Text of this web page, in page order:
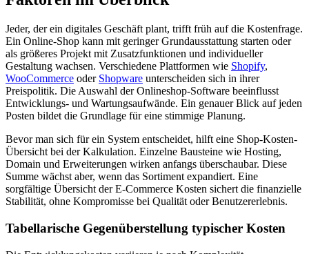
Jeder, der ein digitales Geschäft plant, trifft früh auf die Kostenfrage.
Ein Online-Shop kann mit geringer Grundausstattung starten oder
als größeres Projekt mit Zusatzfunktionen und individueller
Gestaltung wachsen. Verschiedene Plattformen wie Shopify,
WooCommerce oder Shopware unterscheiden sich in ihrer
Preispolitik. Die Auswahl der Onlineshop-Software beeinflusst
Entwicklungs- und Wartungsaufwände. Ein genauer Blick auf jeden
Posten bildet die Grundlage für eine stimmige Planung.
Bevor man sich für ein System entscheidet, hilft eine Shop-Kosten-
Übersicht bei der Kalkulation. Einzelne Bausteine wie Hosting,
Domain und Erweiterungen wirken anfangs überschaubar. Diese
Summe wächst aber, wenn das Sortiment expandiert. Eine
sorgfältige Übersicht der E-Commerce Kosten sichert die finanzielle
Stabilität, ohne Kompromisse bei Qualität oder Benutzererlebnis.
Tabellarische Gegenüberstellung typischer Kosten